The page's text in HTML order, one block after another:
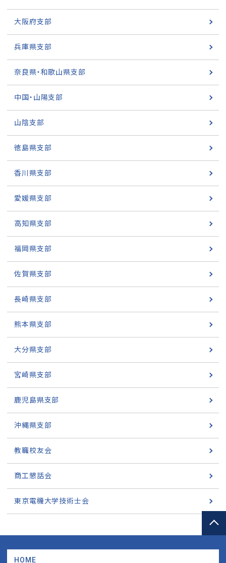
大阪府支部
兵庫県支部
奈良県・和歌山県支部
中国・山陽支部
山陰支部
徳島県支部
香川県支部
愛媛県支部
高知県支部
福岡県支部
佐賀県支部
長崎県支部
熊本県支部
大分県支部
宮崎県支部
鹿児島県支部
沖縄県支部
教職校友会
商工懇話会
東京電機大学技術士会
HOME